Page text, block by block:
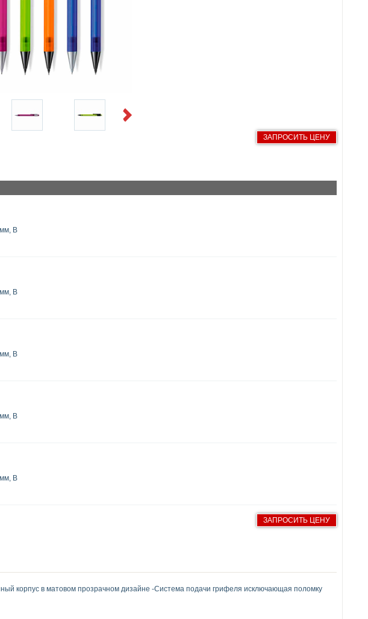
Next
ЗАПРОСИТЬ ЦЕНУ
B
B
B
B
B
ЗАПРОСИТЬ ЦЕНУ
корпус в матовом прозрачном дизайне -Система подачи грифеля исключающая поломку